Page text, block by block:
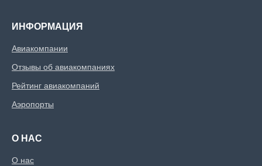
ИНФОРМАЦИЯ
Авиакомпании
Отзывы об авиакомпаниях
Рейтинг авиакомпаний
Аэропорты
О НАС
О нас